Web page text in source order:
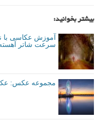
بیشتر بخوانید:
سرعت شاتر
مجموعه عکس: